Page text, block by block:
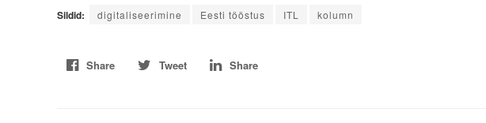
Sildid: digitaliseerimine Eesti tööstus ITL kolumn
Share Tweet Share